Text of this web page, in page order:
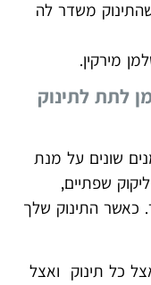
משדר לה
מירקין.
לתת לתינוק
שונים על מנת
שפתיים,
כאשר התינוק שלך
כל תינוק ואצל